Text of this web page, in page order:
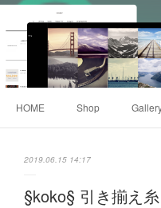
HOME Shop
2019.06.15 14:17
§koko§ 引き揃え